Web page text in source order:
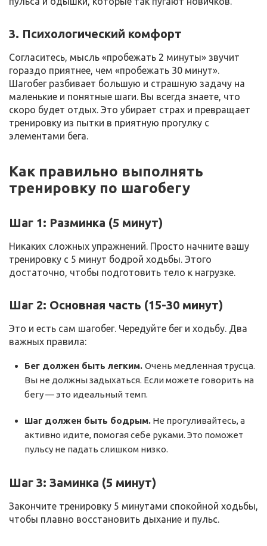
3. Психологический комфорт
Согласитесь, мысль «пробежать 2 минуты» звучит
гораздо приятнее, чем «пробежать 30 минут».
Шагобег разбивает большую и страшную задачу на
маленькие и понятные шаги. Вы всегда знаете, что
скоро будет отдых. Это убирает страх и превращает
тренировку из пытки в приятную прогулку с
элементами бега.
Как правильно выполнять
тренировку по шагобегу
Шаг 1: Разминка (5 минут)
Никаких сложных упражнений. Просто начните вашу
тренировку с 5 минут бодрой ходьбы. Этого
достаточно, чтобы подготовить тело к нагрузке.
Шаг 2: Основная часть (15-30 минут)
Это и есть сам шагобег. Чередуйте бег и ходьбу. Два
важных правила:
Бег должен быть легким. Очень медленная трусца.
Вы не должны задыхаться. Если можете говорить на
бегу — это идеальный темп.
Шаг должен быть бодрым. Не прогуливайтесь, а
активно идите, помогая себе руками. Это поможет
пульсу не падать слишком низко.
Шаг 3: Заминка (5 минут)
Закончите тренировку 5 минутами спокойной ходьбы,
чтобы плавно восстановить дыхание и пульс.